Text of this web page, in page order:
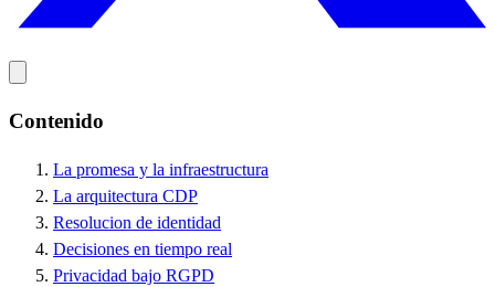
Contenido
La promesa y la infraestructura
La arquitectura CDP
Resolucion de identidad
Decisiones en tiempo real
Privacidad bajo RGPD